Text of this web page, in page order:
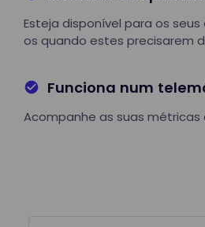
Esteja disponível para os
os quando estes precisarem
Funciona num
Acompanhe as suas